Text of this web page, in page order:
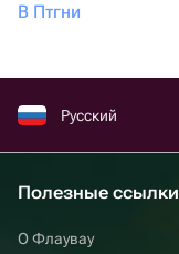
В Птгни
Русский
Полезные ссылки
О Флаувау